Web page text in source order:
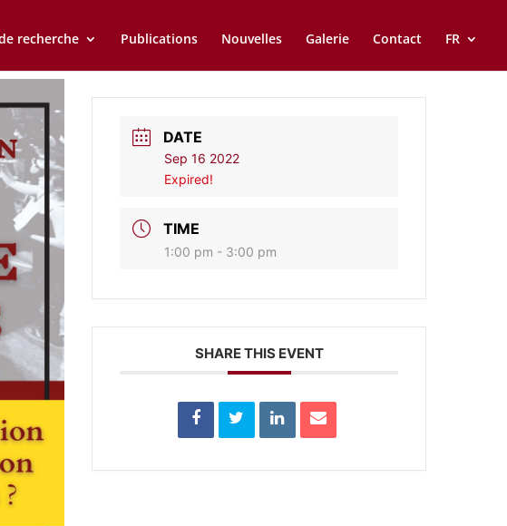
recherche Publications Nouvelles Galerie Contact FR
DATE
Sep 16 2022
Expired!
TIME
1:00 pm - 3:00 pm
SHARE THIS EVENT